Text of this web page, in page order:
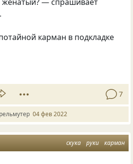
карман в подкладке
7
04 фев 2022
скука руки карман